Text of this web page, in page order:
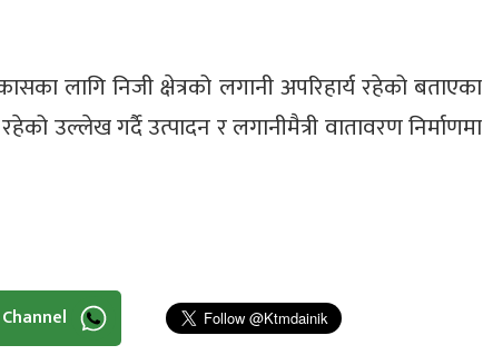
लागि निजी क्षेत्रको लगानी अपरिहार्य रहेको बताएका
उल्लेख गर्दै उत्पादन र लगानीमैत्री वातावरण निर्माणमा